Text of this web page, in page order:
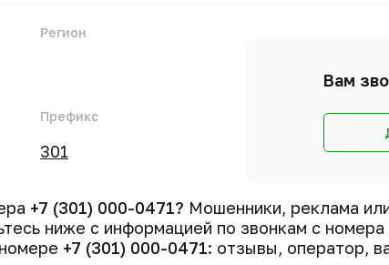
Регион
Префикс
301
Вам
+7 (301) 000-0471? Мошенники, реклама
ниже с информацией по звонкам с
+7 (301) 000-0471: отзывы, оператор,